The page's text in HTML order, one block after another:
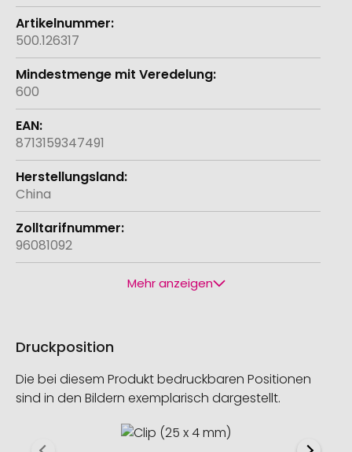
500.126317
600
8713159347491
China
96081092
Mehr anzeigen
Druckposition
Die bei diesem Produkt bedruckbaren Positionen
sind in den Bildern exemplarisch dargestellt.